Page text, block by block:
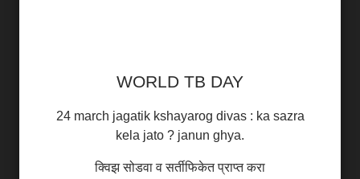
WORLD TB DAY
24 march jagatik kshayarog divas : ka sazra
kela jato ? janun ghya.
क्विझ सोडवा व सर्तीफिकेत प्राप्त करा